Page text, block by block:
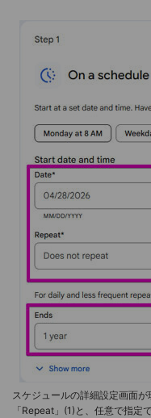
スケジュールの詳細設定画面
「Repeat」(1)と、任意で指定